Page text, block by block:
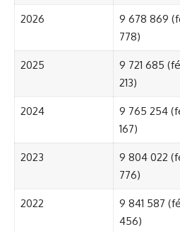
2026
9 678 869
778)
2025
9 721 685
213)
2024
9 765 254
167)
2023
9 804 022
776)
2022
9 841 587
456)